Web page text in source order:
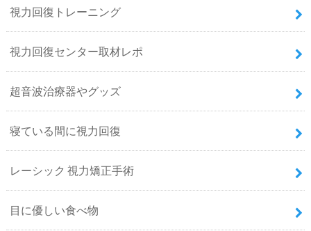
視力回復トレーニング
視力回復センター取材レポ
超音波治療器やグッズ
寝ている間に視力回復
レーシック 視力矯正手術
目に優しい食べ物